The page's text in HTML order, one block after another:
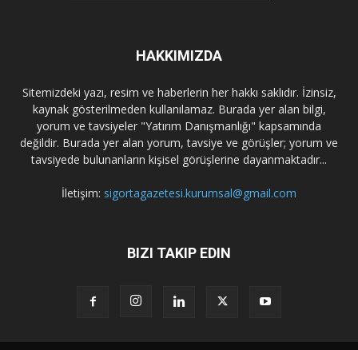
HAKKIMIZDA
Sitemizdeki yazı, resim ve haberlerin her hakkı saklıdır. İzinsiz,
kaynak gösterilmeden kullanılamaz. Burada yer alan bilgi,
yorum ve tavsiyeler "Yatırım Danışmanlığı" kapsamında
değildir. Burada yer alan yorum, tavsiye ve görüşler; yorum ve
tavsiyede bulunanların kişisel görüşlerine dayanmaktadır...
İletişim: sigortagazetesi.kurumsal@gmail.com
BIZI TAKIP EDIN